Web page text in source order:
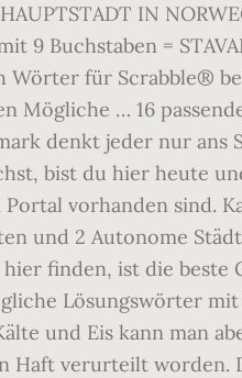
IN
9 Buchstaben =
für Scrabble®
Mögliche … 16
denkt jeder nur
bist du hier heute
vorhanden sind.
und 2 Autonome
finden, ist die
Lösungswörter mit
und Eis kann man
Haft verurteilt worden.